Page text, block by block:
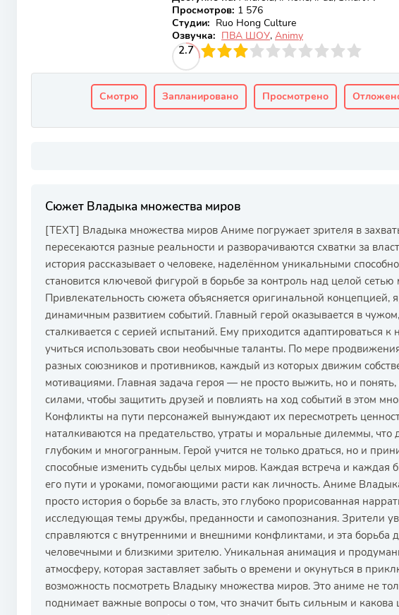
Просмотров: 1 576
Студии: Ruo Hong Culture
Озвучка: ПВА ШОУ, Animy
2.7
4 5 6 7 8 9 10
Смотрю Запланировано Просмотрено
Сюжет Владыка множества миров
[TEXT] Владыка множества миров Аниме погружает зрителя в
пересекаются разные реальности и разворачиваются схватки за
история рассказывает о человеке, наделённом уникальными
становится ключевой фигурой в борьбе за контроль над целой сетью
Привлекательность сюжета объясняется оригинальной концепцией,
динамичным развитием событий. Главный герой оказывается в
сталкивается с серией испытаний. Ему приходится адаптироваться
учиться использовать свои необычные таланты. По мере
разных союзников и противников, каждый из которых движим
мотивациями. Главная задача героя — не просто выжить, но и
силами, чтобы защитить друзей и повлиять на ход событий в этом
Конфликты на пути персонажей вынуждают их пересмотреть
наталкиваются на предательство, утраты и моральные дилеммы, что
глубоким и многогранным. Герой учится не только драться, но и
способные изменить судьбы целых миров. Каждая встреча и каждая
его пути и уроками, помогающими расти как личность. Аниме
просто история о борьбе за власть, это глубоко прорисованная
исследующая темы дружбы, преданности и самопознания. Зрители
справляются с внутренними и внешними конфликтами, и эта борьба
человечными и близкими зрителю. Уникальная анимация и
атмосферу, которая заставляет забыть о времени и окунуться в
возможность посмотреть Владыку множества миров. Это аниме не
поднимает важные вопросы о том, что значит быть сильным и какова